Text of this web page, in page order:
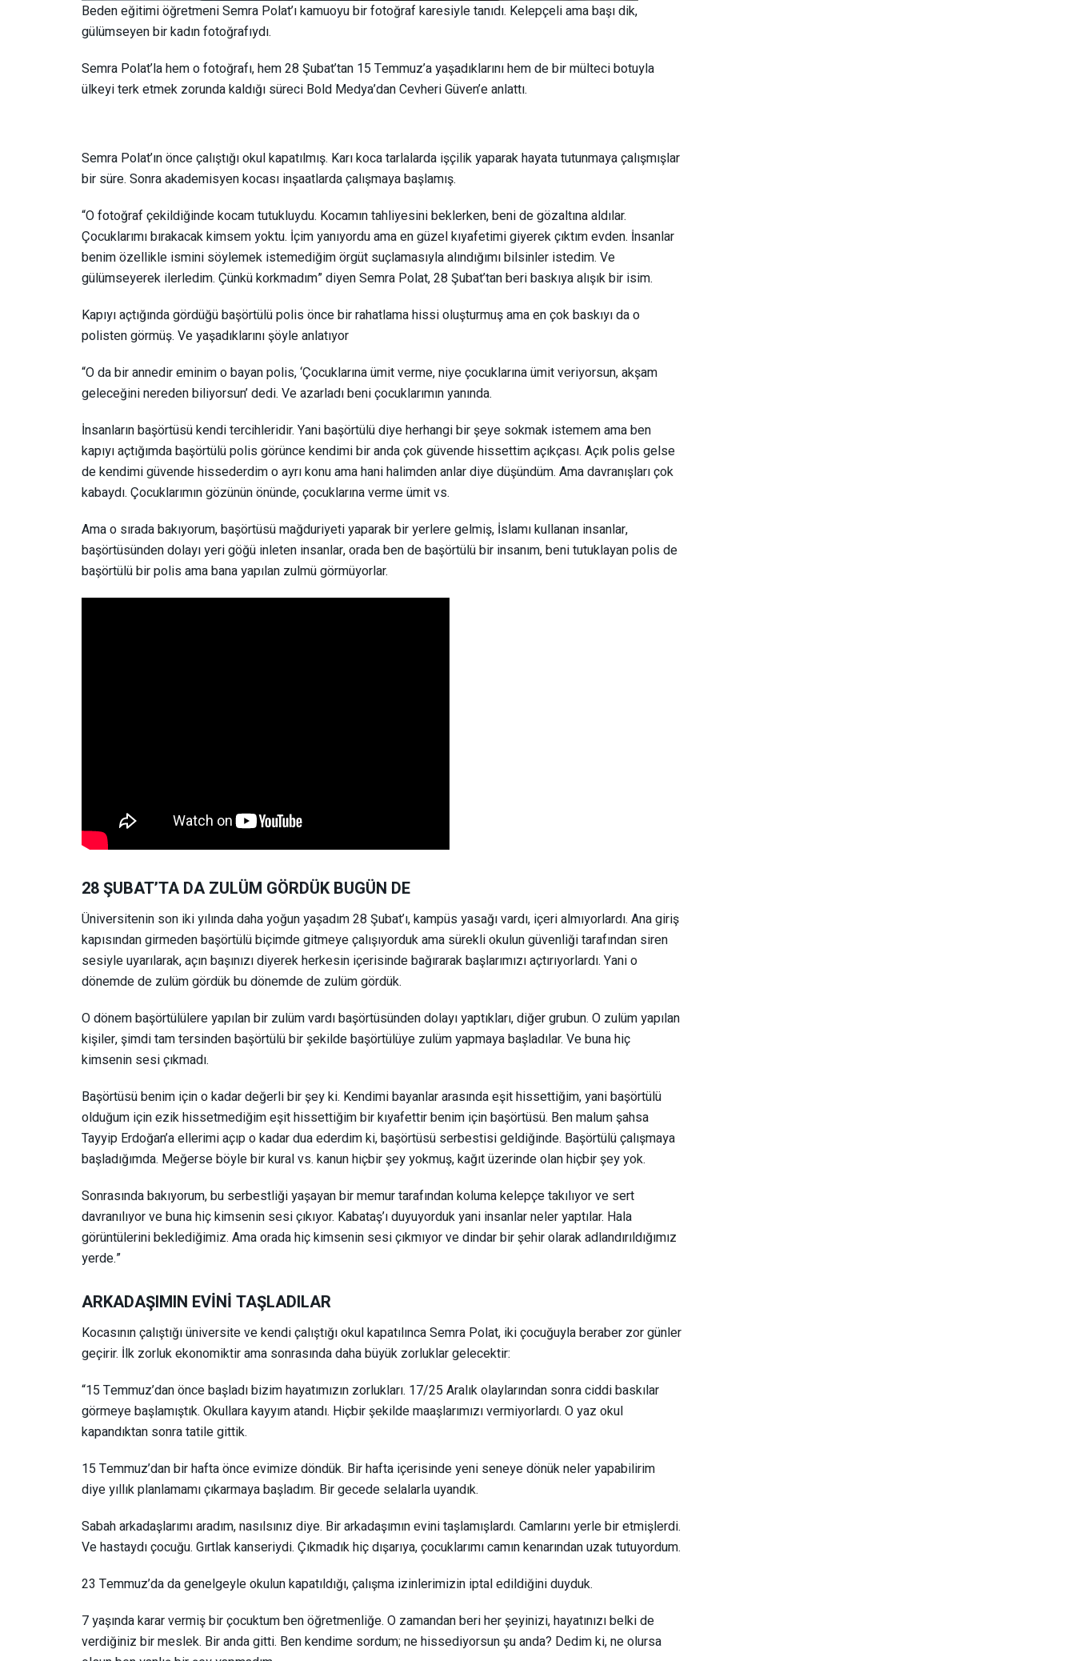
Beden eğitimi öğretmeni Semra Polat’ı kamuoyu bir fotoğraf karesiyle tanıdı. Kelepçeli ama başı dik,
gülümseyen bir kadın fotoğrafıydı.
Semra Polat’la hem o fotoğrafı, hem 28 Şubat’tan 15 Temmuz’a yaşadıklarını hem de bir mülteci botuyla
ülkeyi terk etmek zorunda kaldığı süreci Bold Medya’dan Cevheri Güven’e anlattı.
Semra Polat’ın önce çalıştığı okul kapatılmış. Karı koca tarlalarda işçilik yaparak hayata tutunmaya çalışmışlar
bir süre. Sonra akademisyen kocası inşaatlarda çalışmaya başlamış.
“O fotoğraf çekildiğinde kocam tutukluydu. Kocamın tahliyesini beklerken, beni de gözaltına aldılar.
Çocuklarımı bırakacak kimsem yoktu. İçim yanıyordu ama en güzel kıyafetimi giyerek çıktım evden. İnsanlar
benim özellikle ismini söylemek istemediğim örgüt suçlamasıyla alındığımı bilsinler istedim. Ve
gülümseyerek ilerledim. Çünkü korkmadım” diyen Semra Polat, 28 Şubat’tan beri baskıya alışık bir isim.
Kapıyı açtığında gördüğü başörtülü polis önce bir rahatlama hissi oluşturmuş ama en çok baskıyı da o
polisten görmüş. Ve yaşadıklarını şöyle anlatıyor
“O da bir annedir eminim o bayan polis, ‘Çocuklarına ümit verme, niye çocuklarına ümit veriyorsun, akşam
geleceğini nereden biliyorsun’ dedi. Ve azarladı beni çocuklarımın yanında.
İnsanların başörtüsü kendi tercihleridir. Yani başörtülü diye herhangi bir şeye sokmak istemem ama ben
kapıyı açtığımda başörtülü polis görünce kendimi bir anda çok güvende hissettim açıkçası. Açık polis gelse
de kendimi güvende hissederdim o ayrı konu ama hani halimden anlar diye düşündüm. Ama davranışları çok
kabaydı. Çocuklarımın gözünün önünde, çocuklarına verme ümit vs.
Ama o sırada bakıyorum, başörtüsü mağduriyeti yaparak bir yerlere gelmiş, İslamı kullanan insanlar,
başörtüsünden dolayı yeri göğü inleten insanlar, orada ben de başörtülü bir insanım, beni tutuklayan polis de
başörtülü bir polis ama bana yapılan zulmü görmüyorlar.
28 ŞUBAT’TA DA ZULÜM GÖRDÜK BUGÜN DE
Üniversitenin son iki yılında daha yoğun yaşadım 28 Şubat’ı, kampüs yasağı vardı, içeri almıyorlardı. Ana giriş
kapısından girmeden başörtülü biçimde gitmeye çalışıyorduk ama sürekli okulun güvenliği tarafından siren
sesiyle uyarılarak, açın başınızı diyerek herkesin içerisinde bağırarak başlarımızı açtırıyorlardı. Yani o
dönemde de zulüm gördük bu dönemde de zulüm gördük.
O dönem başörtülülere yapılan bir zulüm vardı başörtüsünden dolayı yaptıkları, diğer grubun. O zulüm yapılan
kişiler, şimdi tam tersinden başörtülü bir şekilde başörtülüye zulüm yapmaya başladılar. Ve buna hiç
kimsenin sesi çıkmadı.
Başörtüsü benim için o kadar değerli bir şey ki. Kendimi bayanlar arasında eşit hissettiğim, yani başörtülü
olduğum için ezik hissetmediğim eşit hissettiğim bir kıyafettir benim için başörtüsü. Ben malum şahsa
Tayyip Erdoğan’a ellerimi açıp o kadar dua ederdim ki, başörtüsü serbestisi geldiğinde. Başörtülü çalışmaya
başladığımda. Meğerse böyle bir kural vs. kanun hiçbir şey yokmuş, kağıt üzerinde olan hiçbir şey yok.
Sonrasında bakıyorum, bu serbestliği yaşayan bir memur tarafından koluma kelepçe takılıyor ve sert
davranılıyor ve buna hiç kimsenin sesi çıkıyor. Kabataş’ı duyuyorduk yani insanlar neler yaptılar. Hala
görüntülerini beklediğimiz. Ama orada hiç kimsenin sesi çıkmıyor ve dindar bir şehir olarak adlandırıldığımız
yerde.”
ARKADAŞIMIN EVİNİ TAŞLADILAR
Kocasının çalıştığı üniversite ve kendi çalıştığı okul kapatılınca Semra Polat, iki çocuğuyla beraber zor günler
geçirir. İlk zorluk ekonomiktir ama sonrasında daha büyük zorluklar gelecektir:
“15 Temmuz’dan önce başladı bizim hayatımızın zorlukları. 17/25 Aralık olaylarından sonra ciddi baskılar
görmeye başlamıştık. Okullara kayyım atandı. Hiçbir şekilde maaşlarımızı vermiyorlardı. O yaz okul
kapandıktan sonra tatile gittik.
15 Temmuz’dan bir hafta önce evimize döndük. Bir hafta içerisinde yeni seneye dönük neler yapabilirim
diye yıllık planlamamı çıkarmaya başladım. Bir gecede selalarla uyandık.
Sabah arkadaşlarımı aradım, nasılsınız diye. Bir arkadaşımın evini taşlamışlardı. Camlarını yerle bir etmişlerdi.
Ve hastaydı çocuğu. Gırtlak kanseriydi. Çıkmadık hiç dışarıya, çocuklarımı camın kenarından uzak tutuyordum.
23 Temmuz’da da genelgeyle okulun kapatıldığı, çalışma izinlerimizin iptal edildiğini duyduk.
7 yaşında karar vermiş bir çocuktum ben öğretmenliğe. O zamandan beri her şeyinizi, hayatınızı belki de
verdiğiniz bir meslek. Bir anda gitti. Ben kendime sordum; ne hissediyorsun şu anda? Dedim ki, ne olursa